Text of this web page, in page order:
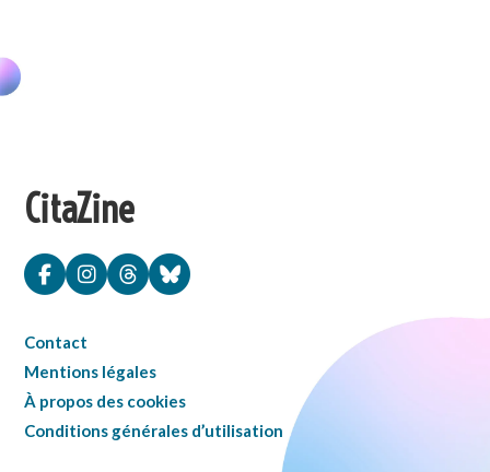
CitaZine
Contact
Mentions légales
À propos des cookies
Conditions générales d’utilisation